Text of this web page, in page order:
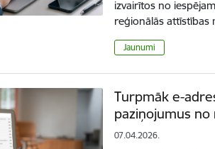
izvairītos no
reģionālās attīstības
Jaunumi
Turpmāk e-
paziņojumus no
07.04.2026.